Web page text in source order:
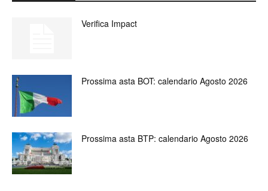
Verifica Impact
Prossima asta BOT: calendario Agosto 2026
Prossima asta BTP: calendario Agosto 2026